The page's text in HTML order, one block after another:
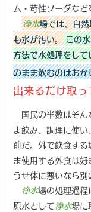
ム・苛性ソーダなど
浄水場では、自
も水が汚い。 この
方法で水処理をして
のまま飲むのはおか
出来るだけ取っ
国民の半数はそん
ま飲み、調理に使
前だ。外で飲食する
ま使用する外食は
うせ体に悪いなら別
浄水場の処理過
原水として浄水場に